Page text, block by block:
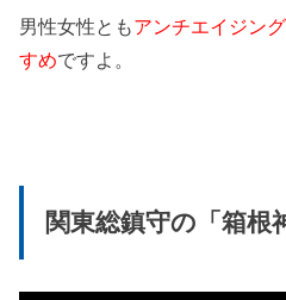
男性女性ともアンチエイジン
すめですよ。
関東総鎮守の「箱根